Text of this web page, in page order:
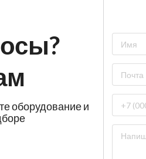
оборудование и